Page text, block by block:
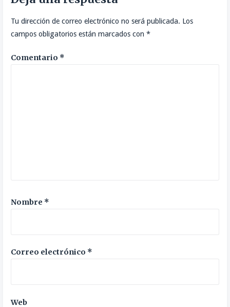
Tu dirección de correo electrónico no será publicada. Los
campos obligatorios están marcados con *
Comentario *
Nombre *
Correo electrónico *
Web